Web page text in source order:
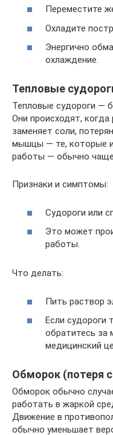
Переместите
Охладите
Энергично
охлаждение.
Тепловые
Тепловые судороги —
Они происходят,
заменяет соли,
мышцы — те, которые
работы — обычно
Признаки и симптомы:
Судороги или
Это может
работы.
Что делать:
Пить раствор
Если судороги
обратитесь
медицинский
Обморок (потеря
Обморок обычно
работать в жаркой
Движение в
обычно уменьшает